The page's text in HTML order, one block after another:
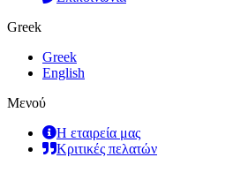
Greek
Greek
English
Μενού
Η εταιρεία μας
Κριτικές πελατών